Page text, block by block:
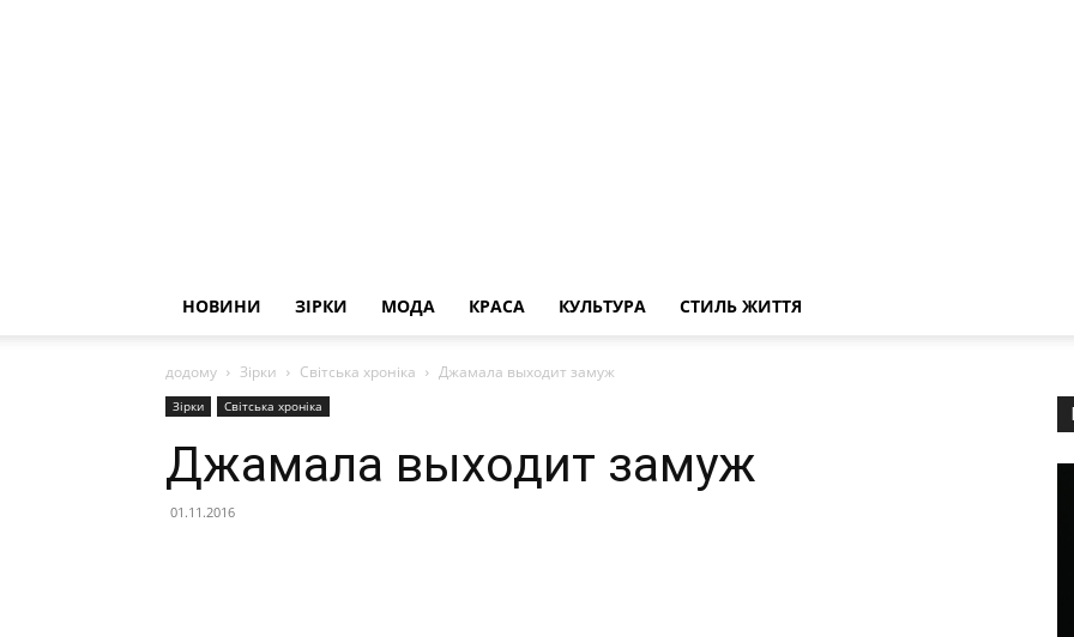
НОВИНИ ЗІРКИ МОДА КРАСА КУЛЬТУРА СТИЛЬ ЖИТТЯ
додому Зірки Світська хроніка Джамала выходит замуж
Зірки Світська хроніка
Джамала выходит замуж
01.11.2016